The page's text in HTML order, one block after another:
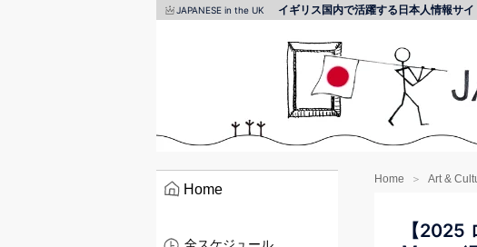
JAPANESE in the UK イギリス国内で活躍する日本人情報サイ
Home Art &
【2025
Home